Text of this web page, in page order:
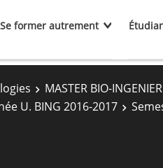
Se former autrement
MASTER BIO-
U. BING 2016-2017